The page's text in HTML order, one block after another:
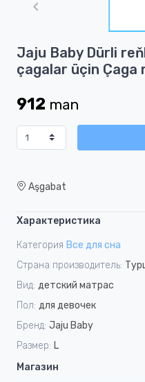
1
of
Jaju Baby Dürli
çagalar üçin Çaga
912 man
Aşgabat
Характеристика
Категория Все для сна
Страна производитель:
Вид: детский матрас
Пол: для девочек
Бренд: Jaju Baby
Размер: L
Магазин